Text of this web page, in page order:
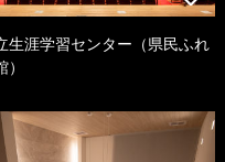
生涯学習センター（県民ふれ